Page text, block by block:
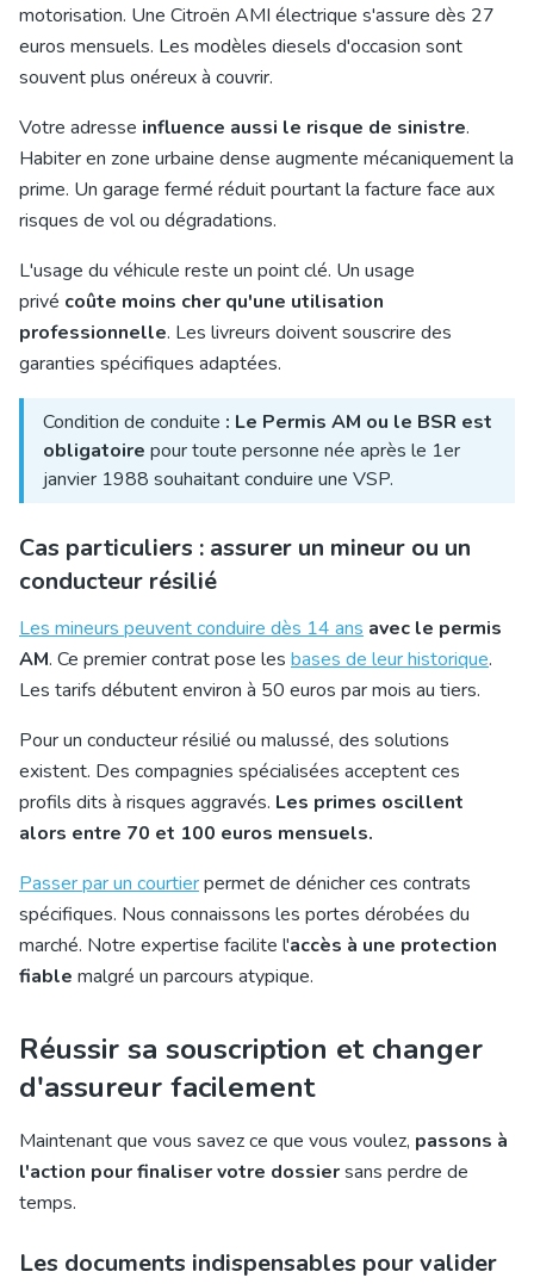
motorisation. Une Citroën AMI électrique s'assure dès 27
euros mensuels. Les modèles diesels d'occasion sont
souvent plus onéreux à couvrir.
Votre adresse influence aussi le risque de sinistre.
Habiter en zone urbaine dense augmente mécaniquement la
prime. Un garage fermé réduit pourtant la facture face aux
risques de vol ou dégradations.
L'usage du véhicule reste un point clé. Un usage
privé coûte moins cher qu'une utilisation
professionnelle. Les livreurs doivent souscrire des
garanties spécifiques adaptées.
Condition de conduite : Le Permis AM ou le BSR est
obligatoire pour toute personne née après le 1er
janvier 1988 souhaitant conduire une VSP.
Cas particuliers : assurer un mineur ou un
conducteur résilié
Les mineurs peuvent conduire dès 14 ans avec le permis
AM. Ce premier contrat pose les bases de leur historique.
Les tarifs débutent environ à 50 euros par mois au tiers.
Pour un conducteur résilié ou malussé, des solutions
existent. Des compagnies spécialisées acceptent ces
profils dits à risques aggravés. Les primes oscillent
alors entre 70 et 100 euros mensuels.
Passer par un courtierpermet de dénicher ces contrats
spécifiques. Nous connaissons les portes dérobées du
marché. Notre expertise facilite l'accès à une protection
fiable malgré un parcours atypique.
Réussir sa souscription et changer
d'assureur facilement
Maintenant que vous savez ce que vous voulez, passons à
l'action pour finaliser votre dossiersans perdre de
temps.
Les documents indispensables pour valider